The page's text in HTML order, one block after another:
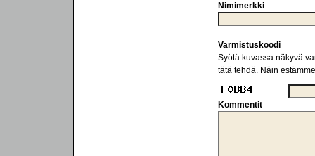
Nimimerkki
Varmistuskoodi
Syötä kuvassa näkyvä
tätä tehdä. Näin
Kommentit